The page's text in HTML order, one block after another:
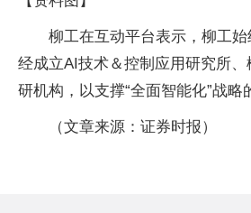
柳工在互动平台表示，柳工
经成立AI技术＆控制应用研究所
研机构，以支撑“全面智能化”战略
（文章来源：证券时报）